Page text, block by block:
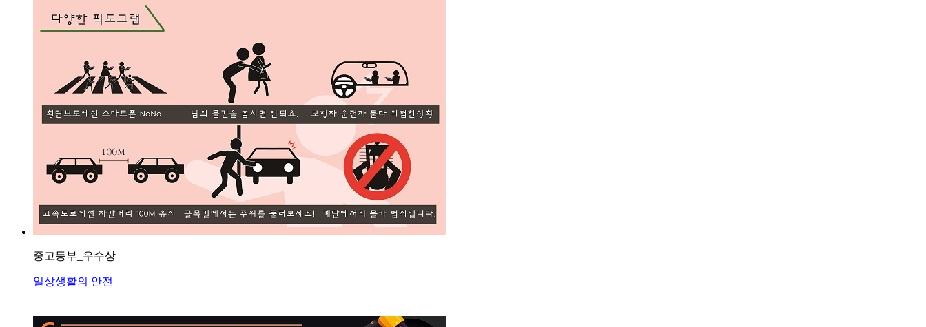
중고등부_우수상
일상생활의 안전